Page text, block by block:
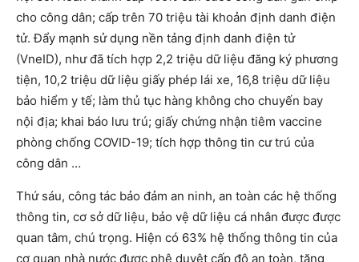
cho công dân; cấp trên 70 triệu tài khoản định danh điện
tử. Đẩy mạnh sử dụng nền tảng định danh điện tử
(VneID), như đã tích hợp 2,2 triệu dữ liệu đăng ký phương
tiện, 10,2 triệu dữ liệu giấy phép lái xe, 16,8 triệu dữ liệu
bảo hiểm y tế; làm thủ tục hàng không cho chuyến bay
nội địa; khai báo lưu trú; giấy chứng nhận tiêm vaccine
phòng chống COVID-19; tích hợp thông tin cư trú của
công dân …
Thứ sáu, công tác bảo đảm an ninh, an toàn các hệ thống
thông tin, cơ sở dữ liệu, bảo vệ dữ liệu cá nhân được được
quan tâm, chú trọng. Hiện có 63% hệ thống thông tin của
cơ quan nhà nước được phê duyệt cấp độ an toàn, tăng